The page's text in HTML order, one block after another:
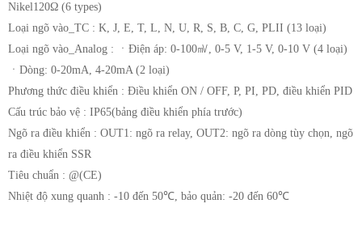
Nikel120Ω (6 types)
Loại ngõ vào_TC : K, J, E, T, L, N, U, R, S, B, C, G, PLII (13 loại)
Loại ngõ vào_Analog : ㆍĐiện áp: 0-100㎷, 0-5 V, 1-5 V, 0-10 V (4 loại)
ㆍDòng: 0-20mA, 4-20mA (2 loại)
Phương thức điều khiển : Điều khiển ON / OFF, P, PI, PD, điều khiển PID
Cấu trúc bảo vệ : IP65(bảng điều khiển phía trước)
Ngõ ra điều khiển : OUT1: ngõ ra relay, OUT2: ngõ ra dòng tùy chọn, ngõ
ra điều khiển SSR
Tiêu chuẩn : @(CE)
Nhiệt độ xung quanh : -10 đến 50℃, bảo quản: -20 đến 60℃